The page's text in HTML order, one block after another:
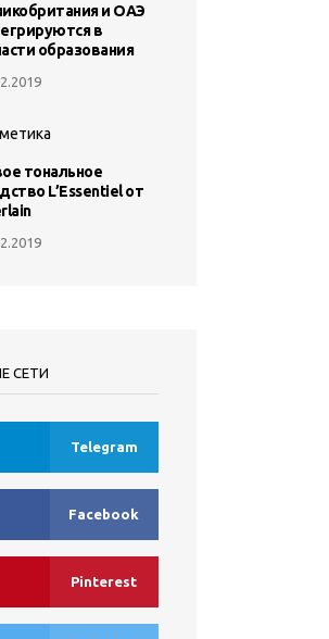
и ОАЭ
в
образования
тональное
L’Essentiel от
СЕТИ
Telegram
Facebook
Pinterest